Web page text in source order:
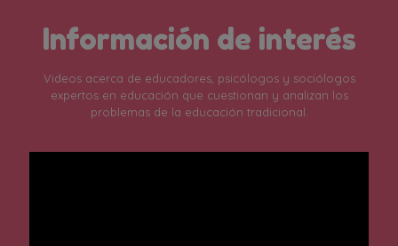
Información de interés
Videos acerca de educadores, psicólogos y sociólogos
expertos en educación que cuestionan y analizan los
problemas de la educación tradicional.